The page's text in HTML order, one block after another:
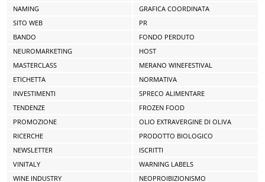
NAMING
GRAFICA COORDINATA
SITO WEB
PR
BANDO
FONDO PERDUTO
NEUROMARKETING
HOST
MASTERCLASS
MERANO WINEFESTIVAL
ETICHETTA
NORMATIVA
INVESTIMENTI
SPRECO ALIMENTARE
TENDENZE
FROZEN FOOD
PROMOZIONE
OLIO EXTRAVERGINE DI OLIVA
RICERCHE
PRODOTTO BIOLOGICO
NEWSLETTER
ISCRITTI
VINITALY
WARNING LABELS
WINE INDUSTRY
NEOPROIBIZIONISMO